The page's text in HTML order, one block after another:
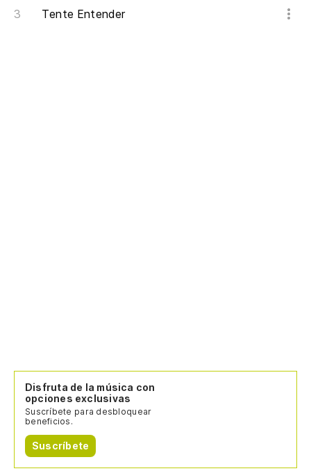
Tente Entender
Disfruta de la música con
opciones exclusivas
Suscríbete para desbloquear
beneficios.
Suscríbete